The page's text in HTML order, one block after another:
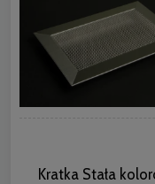
Kratka Stała